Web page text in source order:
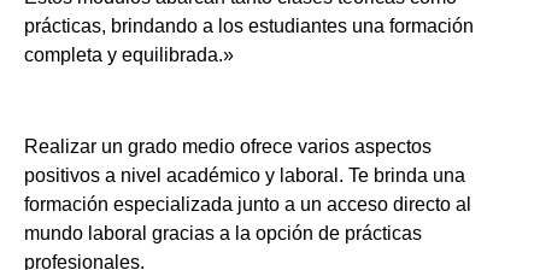
prácticas, brindando a los estudiantes una formación
completa y equilibrada.»
Realizar un grado medio ofrece varios aspectos
positivos a nivel académico y laboral. Te brinda una
formación especializada junto a un acceso directo al
mundo laboral gracias a la opción de prácticas
profesionales.